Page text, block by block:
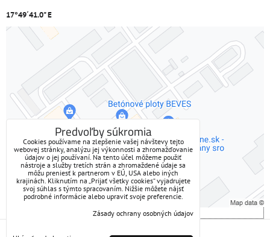
17°49´41.0" E
Externý obsah je blokovaný Voľbami súkromia
Prajete si načítať externý obsah?
Povoliť tentokrát
Povoliť a zapamätať - súhlas s druhom cookie: Funkčné
Otvoriť obsah v novom okne
Predvoľby súkromia
Cookies používame na zlepšenie vašej návštevy tejto
webovej stránky, analýzu jej výkonnosti a zhromažďovanie
údajov o jej používaní. Na tento účel môžeme použiť
nástroje a služby tretích strán a zhromaždené údaje sa
môžu preniesť k partnerom v EÚ, USA alebo iných
krajinách. Kliknutím na „Prijať všetky cookies“ vyjadrujete
svoj súhlas s týmto spracovaním. Nižšie môžete nájsť
podrobné informácie alebo upraviť svoje preferencie.
Zásady ochrany osobných údajov